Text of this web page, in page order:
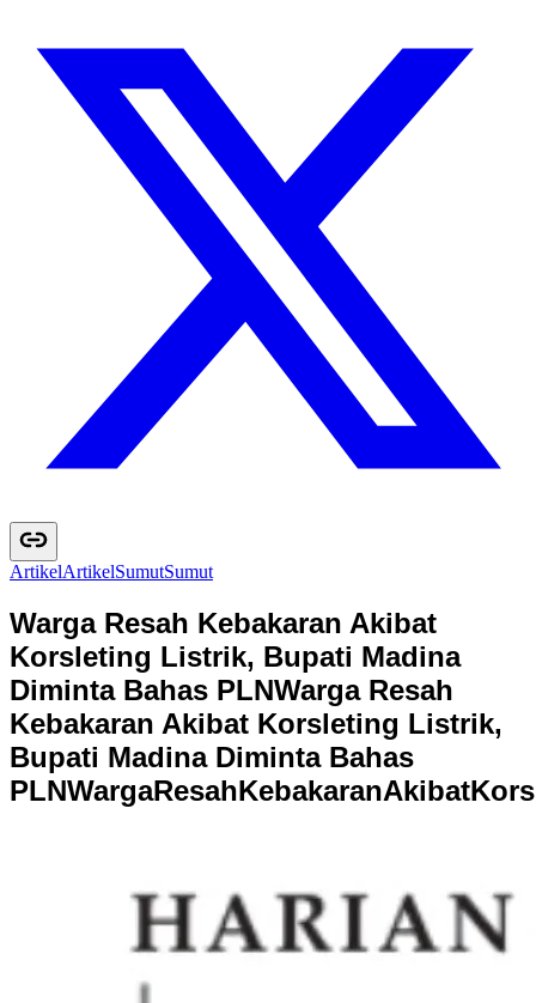
ArtikelArtikelSumutSumut
Warga Resah Kebakaran Akibat
Korsleting Listrik, Bupati Madina
Diminta Bahas PLNWarga Resah
Kebakaran Akibat Korsleting Listrik,
Bupati Madina Diminta Bahas
PLNWargaResahKebakaranAkibatKors